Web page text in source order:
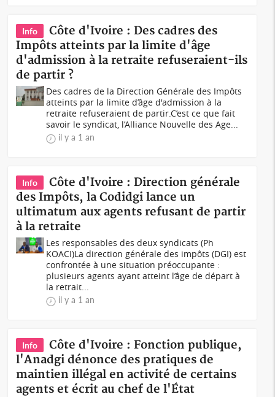
Info
Côte d'Ivoire : Des cadres des
Impôts atteints par la limite d'âge
d'admission à la retraite refuseraient-ils
de partir ?
Des cadres de la Direction Générale des Impôts
atteints par la limite d’âge d'admission à la
retraite refuseraient de partir.C’est ce que fait
savoir le syndicat, l’Alliance Nouvelle des Age...
il y a 1 an
Info
Côte d'Ivoire : Direction générale
des Impôts, la Codidgi lance un
ultimatum aux agents refusant de partir
à la retraite
Les responsables des deux syndicats (Ph
KOACI)La direction générale des impôts (DGI) est
confrontée à une situation préoccupante :
plusieurs agents ayant atteint l’âge de départ à
la retrait...
il y a 1 an
Info
Côte d'Ivoire : Fonction publique,
l'Anadgi dénonce des pratiques de
maintien illégal en activité de certains
agents et écrit au chef de l'État